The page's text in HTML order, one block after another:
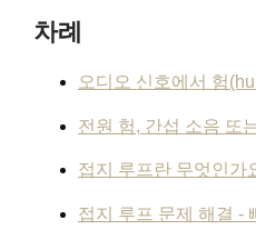
차례
오디오 신호에서 험
전원 험, 간섭 소음 또
접지 루프란 무엇인가
접지 루프 문제 해결 -